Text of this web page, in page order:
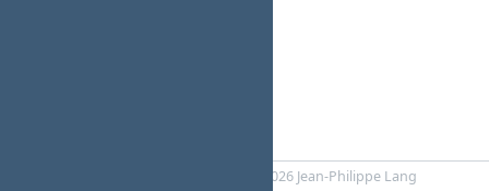
© 2006-2026 Jean-Philippe Lang